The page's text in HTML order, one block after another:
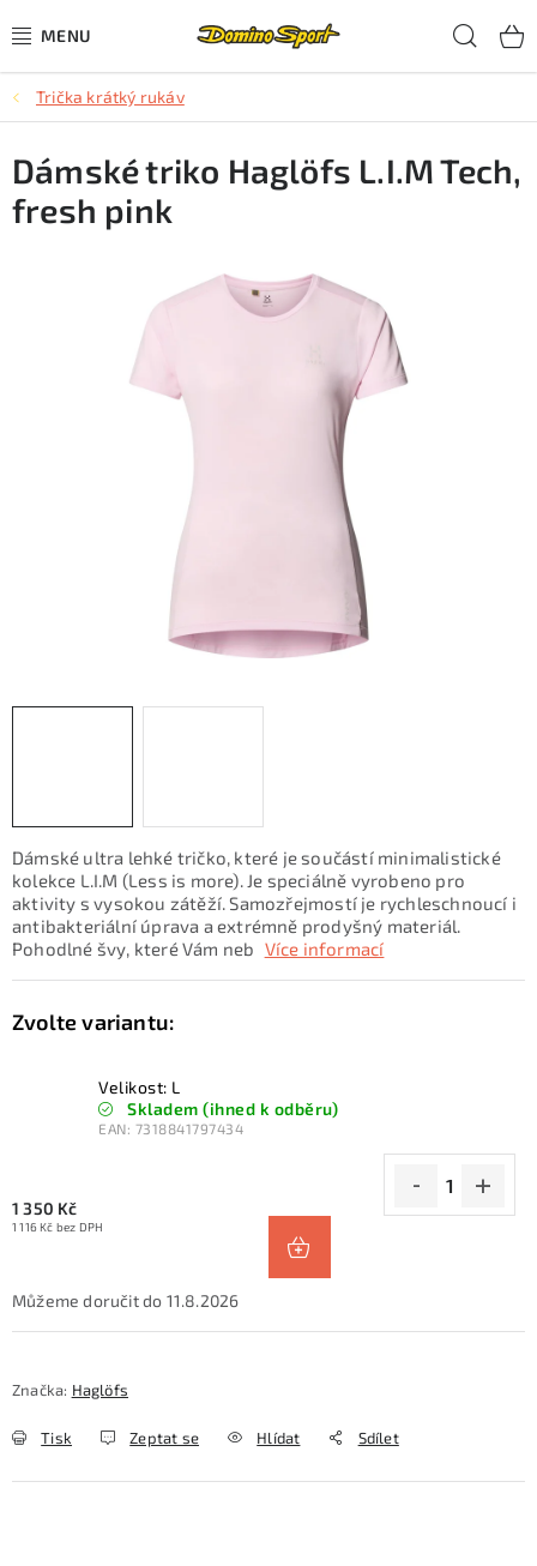
na
CYKLISTIKA
SJEZDOVÉ LYŽOVÁNÍ
SKIALPOVÉ LYŽOVÁNÍ
OBLEČENÍ A OBUV
CYKLO Servis
Trička krátký rukáv
Dámské ultra lehké tričko, které je součástí minimalistické
kolekce L.I.M (Less is more). Je speciálně vyrobeno pro
aktivity s vysokou zátěží. Samozřejmostí je rychleschnoucí i
antibakteriální úprava a extrémně prodyšný materiál.
Pohodlné švy, které Vám neb Více informací
Velikost: L
Skladem (ihned k odběru)
EAN: 7318841797434
1 350 Kč
1 116 Kč bez DPH
11.8.2026
Značka: Haglöfs
Tisk Zeptat se Hlídat Sdílet
Dámské triko Haglöfs L.I.M Tech,
fresh pink